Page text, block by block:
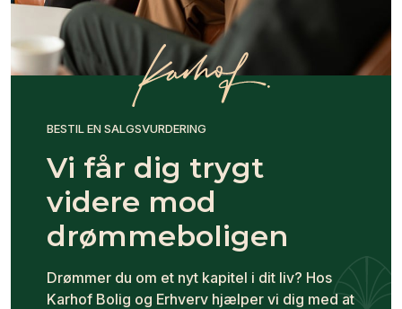
BESTIL EN SALGSVURDERING
Vi får dig trygt
videre mod
drømmeboligen
Drømmer du om et nyt kapitel i dit liv? Hos
Karhof Bolig og Erhverv hjælper vi dig med at